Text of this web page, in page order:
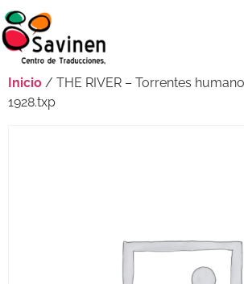
Inicio / THE RIVER – Torrentes
1928.txp